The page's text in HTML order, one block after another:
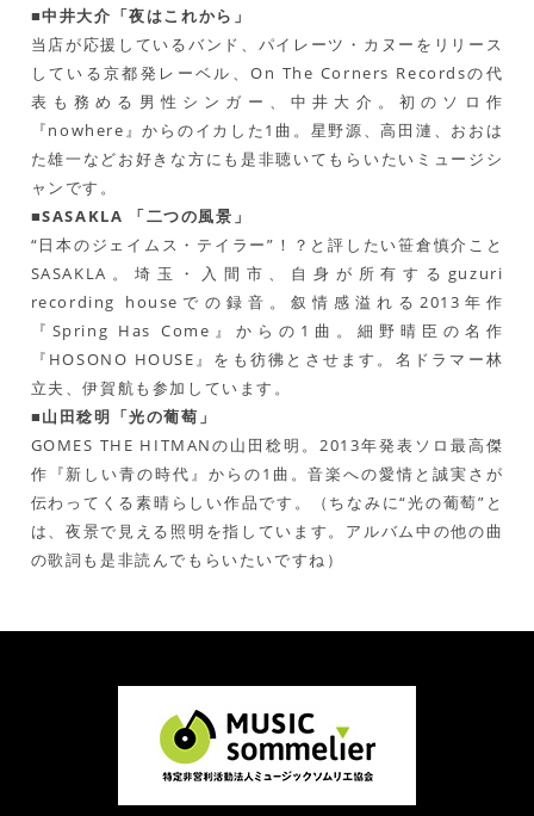
■中井大介「夜はこれから」
当店が応援しているバンド、パイレーツ・カヌーをリリース
している京都発レーベル、On The Corners Recordsの代
表も務める男性シンガー、中井大介。初のソロ作
『nowhere』からのイカした1曲。星野源、高田漣、おおは
た雄一などお好きな方にも是非聴いてもらいたいミュージシ
ャンです。
■SASAKLA 「二つの風景」
“日本のジェイムス・テイラー”！？と評したい笹倉慎介こと
SASAKLA。埼玉・入間市、自身が所有するguzuri
recording houseでの録音。叙情感溢れる2013年作
『Spring Has Come』からの1曲。細野晴臣の名作
『HOSONO HOUSE』をも彷彿とさせます。名ドラマー林
立夫、伊賀航も参加しています。
■山田稔明「光の葡萄」
GOMES THE HITMANの山田稔明。2013年発表ソロ最高傑
作『新しい青の時代』からの1曲。音楽への愛情と誠実さが
伝わってくる素晴らしい作品です。（ちなみに“光の葡萄”と
は、夜景で見える照明を指しています。アルバム中の他の曲
の歌詞も是非読んでもらいたいですね）